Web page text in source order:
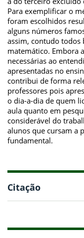
Para exemplificar o
foram escolhidos
alguns números
assim, contudo
matemático. Embora
necessárias ao
apresentadas no
contribui de forma
professores pois
o dia-a-dia de quem
aula quanto em
considerável do
alunos que cursam a
fundamental.
Citação